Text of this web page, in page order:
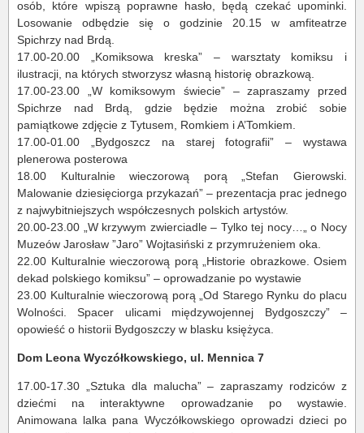
osób, które wpiszą poprawne hasło, będą czekać upominki.
Losowanie odbędzie się o godzinie 20.15 w amfiteatrze
Spichrzy nad Brdą.
17.00-20.00 „Komiksowa kreska” – warsztaty komiksu i
ilustracji, na których stworzysz własną historię obrazkową.
17.00-23.00 „W komiksowym świecie” – zapraszamy przed
Spichrze nad Brdą, gdzie będzie można zrobić sobie
pamiątkowe zdjęcie z Tytusem, Romkiem i A’Tomkiem.
17.00-01.00 „Bydgoszcz na starej fotografii” – wystawa
plenerowa posterowa
18.00 Kulturalnie wieczorową porą „Stefan Gierowski.
Malowanie dziesięciorga przykazań” – prezentacja prac jednego
z najwybitniejszych współczesnych polskich artystów.
20.00-23.00 „W krzywym zwierciadle – Tylko tej nocy…„ o Nocy
Muzeów Jarosław ”Jaro” Wojtasiński z przymrużeniem oka.
22.00 Kulturalnie wieczorową porą „Historie obrazkowe. Osiem
dekad polskiego komiksu” – oprowadzanie po wystawie
23.00 Kulturalnie wieczorową porą „Od Starego Rynku do placu
Wolności. Spacer ulicami międzywojennej Bydgoszczy” –
opowieść o historii Bydgoszczy w blasku księżyca.
Dom Leona Wyczółkowskiego, ul. Mennica 7
17.00-17.30 „Sztuka dla malucha” – zapraszamy rodziców z
dziećmi na interaktywne oprowadzanie po wystawie.
Animowana lalka pana Wyczółkowskiego oprowadzi dzieci po